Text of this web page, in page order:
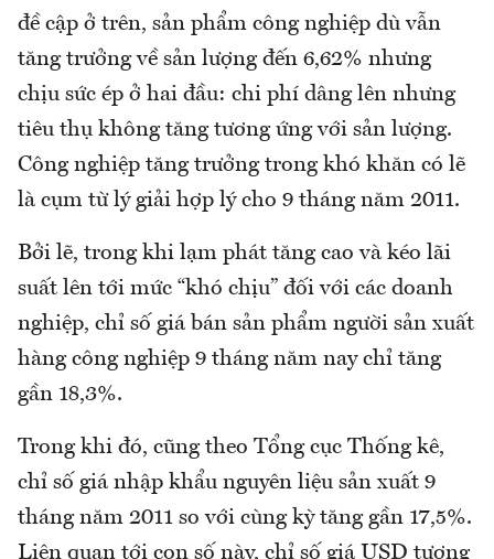
đề cập ở trên, sản phẩm công nghiệp dù vẫn
tăng trưởng về sản lượng đến 6,62% nhưng
chịu sức ép ở hai đầu: chi phí dâng lên nhưng
tiêu thụ không tăng tương ứng với sản lượng.
Công nghiệp tăng trưởng trong khó khăn có lẽ
là cụm từ lý giải hợp lý cho 9 tháng năm 2011.
Bởi lẽ, trong khi lạm phát tăng cao và kéo lãi
suất lên tới mức “khó chịu” đối với các doanh
nghiệp, chỉ số giá bán sản phẩm người sản xuất
hàng công nghiệp 9 tháng năm nay chỉ tăng
gần 18,3%.
Trong khi đó, cũng theo Tổng cục Thống kê,
chỉ số giá nhập khẩu nguyên liệu sản xuất 9
tháng năm 2011 so với cùng kỳ tăng gần 17,5%.
Liên quan tới con số này, chỉ số giá USD tương